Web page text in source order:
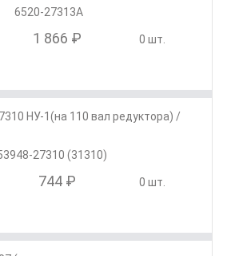
6520-27313А
1 866 ₽ 0 шт.
НУ-1(на 110 вал редуктора) /
27310 (31310)
744 ₽ 0 шт.